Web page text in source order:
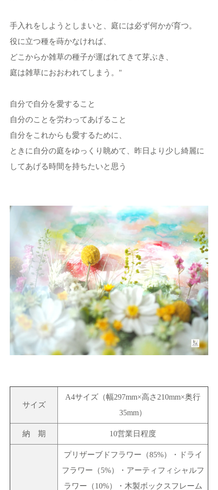
手入れをしようとしまいと、庭には必ず何かが育つ。
役に立つ種を蒔かなければ、
どこからか雑草の種子が運ばれてきて芽ぶき、
庭は雑草におおわれてしまう。"
自分で自分を愛すること
自分のことを労わってあげること
自分をこれからも愛するために、
ときに自分の庭をゆっくり眺めて、昨日より少し綺麗に
してあげる時間を持ちたいと思う
サイズ
A4サイズ（幅297mm×高さ210mm×奥行
35mm）
納 期 10営業日程度
プリザーブドフラワー（85%）・ドライ
フラワー（5%）・アーティフィシャルフ
ラワー（10%）・木製ボックスフレーム